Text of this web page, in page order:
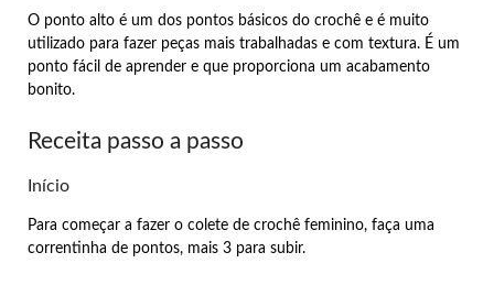
O ponto alto é um dos pontos básicos do crochê e é muito
utilizado para fazer peças mais trabalhadas e com textura. É um
ponto fácil de aprender e que proporciona um acabamento
bonito.
Receita passo a passo
Início
Para começar a fazer o colete de crochê feminino, faça uma
correntinha de pontos, mais 3 para subir.